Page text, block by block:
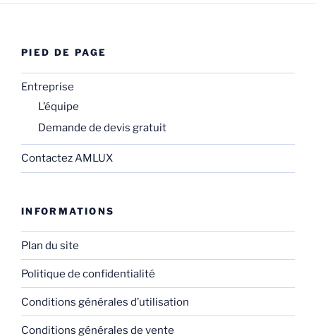
PIED DE PAGE
Entreprise
L’équipe
Demande de devis gratuit
Contactez AMLUX
INFORMATIONS
Plan du site
Politique de confidentialité
Conditions générales d’utilisation
Conditions générales de vente